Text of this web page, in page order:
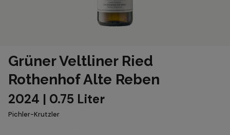
Grüner Veltliner Ried
Rothenhof Alte Reben
2024 | 0.75 Liter
Pichler-Krutzler